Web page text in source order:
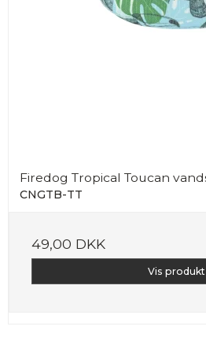
Firedog Tropical Toucan
CNGTB-TT
49,00 DKK
Vis produkt